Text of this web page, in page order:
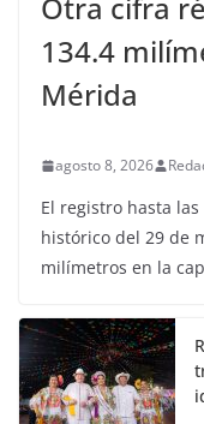
134.4
Mérida
agosto 8, 2026
El registro hasta
histórico del 29 de
milímetros en la